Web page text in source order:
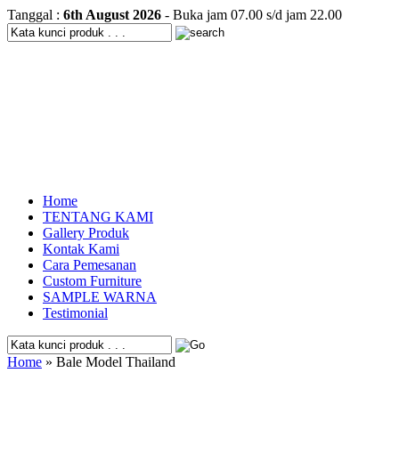
Tanggal : 6th August 2026 - Buka jam 07.00 s/d jam 22.00
Home
TENTANG KAMI
Gallery Produk
Kontak Kami
Cara Pemesanan
Custom Furniture
SAMPLE WARNA
Testimonial
Home » Bale Model Thailand